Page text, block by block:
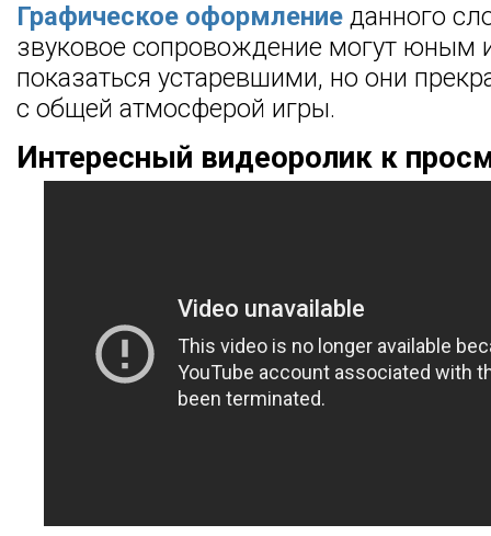
Графическое оформление данного
звуковое сопровождение могут юным
показаться устаревшими, но они
с общей атмосферой игры.
Интересный видеоролик к